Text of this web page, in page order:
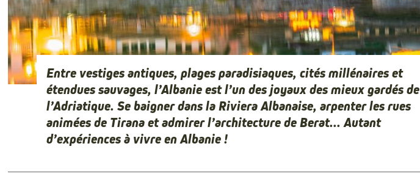
Entre vestiges antiques, plages paradisiaques, cités millénaires et
étendues sauvages, l’Albanie est l’un des joyaux des mieux gardés de
l’Adriatique. Se baigner dans la Riviera Albanaise, arpenter les rues
animées de Tirana et admirer l’architecture de Berat... Autant
d’expériences à vivre en Albanie !